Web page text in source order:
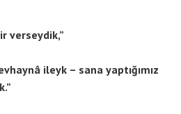
verseydik,”
ileyk – sana yaptığımız